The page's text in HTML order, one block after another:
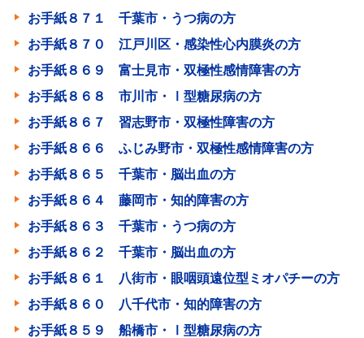
お手紙８７１ 千葉市・うつ病の方
お手紙８７０ 江戸川区・感染性心内膜炎の方
お手紙８６９ 富士見市・双極性感情障害の方
お手紙８６８ 市川市・Ⅰ型糖尿病の方
お手紙８６７ 習志野市・双極性障害の方
お手紙８６６ ふじみ野市・双極性感情障害の方
お手紙８６５ 千葉市・脳出血の方
お手紙８６４ 藤岡市・知的障害の方
お手紙８６３ 千葉市・うつ病の方
お手紙８６２ 千葉市・脳出血の方
お手紙８６１ 八街市・眼咽頭遠位型ミオパチーの方
お手紙８６０ 八千代市・知的障害の方
お手紙８５９ 船橋市・Ⅰ型糖尿病の方